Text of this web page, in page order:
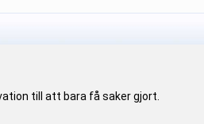
till att bara få saker gjort.